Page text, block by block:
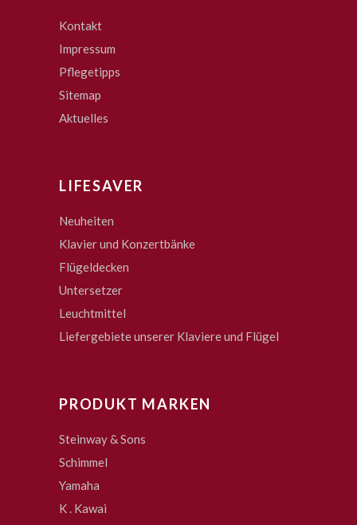
Kontakt
Impressum
Pflegetipps
Sitemap
Aktuelles
LIFESAVER
Neuheiten
Klavier und Konzertbänke
Flügeldecken
Untersetzer
Leuchtmittel
Liefergebiete unserer Klaviere und Flügel
PRODUKT MARKEN
Steinway & Sons
Schimmel
Yamaha
K . Kawai